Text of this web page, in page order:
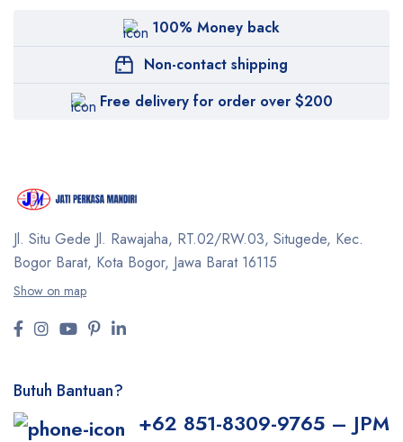
100% Money back
Non-contact shipping
Free delivery for order over $200
Jl. Situ Gede Jl. Rawajaha, RT.02/RW.03, Situgede, Kec.
Bogor Barat, Kota Bogor, Jawa Barat 16115
Show on map
Butuh Bantuan?
+62 851-8309-9765 – JPM